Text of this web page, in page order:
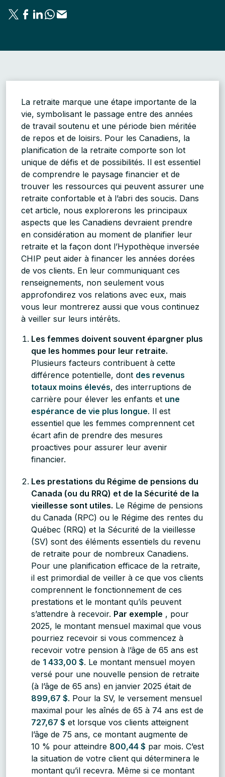
La retraite marque une étape importante de la
vie, symbolisant le passage entre des années
de travail soutenu et une période bien méritée
de repos et de loisirs. Pour les Canadiens, la
planification de la retraite comporte son lot
unique de défis et de possibilités. Il est essentiel
de comprendre le paysage financier et de
trouver les ressources qui peuvent assurer une
retraite confortable et à l’abri des soucis. Dans
cet article, nous explorerons les principaux
aspects que les Canadiens devraient prendre
en considération au moment de planifier leur
retraite et la façon dont l’Hypothèque inversée
CHIP peut aider à financer les années dorées
de vos clients. En leur communiquant ces
renseignements, non seulement vous
approfondirez vos relations avec eux, mais
vous leur montrerez aussi que vous continuez
à veiller sur leurs intérêts.
Les femmes doivent souvent épargner plus
que les hommes pour leur retraite.
Plusieurs facteurs contribuent à cette
différence potentielle, dont des revenus
totaux moins élevés, des interruptions de
carrière pour élever les enfants et une
espérance de vie plus longue. Il est
essentiel que les femmes comprennent cet
écart afin de prendre des mesures
proactives pour assurer leur avenir
financier.
Les prestations du Régime de pensions du
Canada (ou du RRQ) et de la Sécurité de la
vieillesse sont utiles. Le Régime de pensions
du Canada (RPC) ou le Régime des rentes du
Québec (RRQ) et la Sécurité de la vieillesse
(SV) sont des éléments essentiels du revenu
de retraite pour de nombreux Canadiens.
Pour une planification efficace de la retraite,
il est primordial de veiller à ce que vos clients
comprennent le fonctionnement de ces
prestations et le montant qu’ils peuvent
s’attendre à recevoir. Par exemple , pour
2025, le montant mensuel maximal que vous
pourriez recevoir si vous commencez à
recevoir votre pension à l’âge de 65 ans est
de 1 433,00 $. Le montant mensuel moyen
versé pour une nouvelle pension de retraite
(à l’âge de 65 ans) en janvier 2025 était de
899,67 $. Pour la SV, le versement mensuel
maximal pour les aînés de 65 à 74 ans est de
727,67 $ et lorsque vos clients atteignent
l’âge de 75 ans, ce montant augmente de
10 % pour atteindre 800,44 $ par mois. C’est
la situation de votre client qui déterminera le
montant qu’il recevra. Même si ce montant